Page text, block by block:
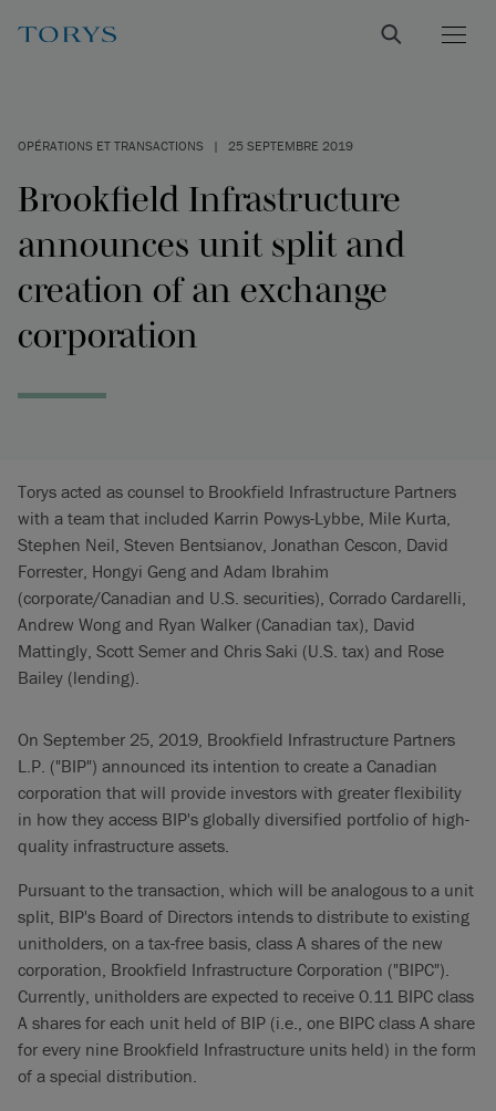
OPÉRATIONS ET TRANSACTIONS | 25 SEPTEMBRE 2019
Brookfield Infrastructure
announces unit split and
creation of an exchange
corporation
Torys acted as counsel to Brookfield Infrastructure Partners
with a team that included Karrin Powys-Lybbe, Mile Kurta,
Stephen Neil, Steven Bentsianov, Jonathan Cescon, David
Forrester, Hongyi Geng and Adam Ibrahim
(corporate/Canadian and U.S. securities), Corrado Cardarelli,
Andrew Wong and Ryan Walker (Canadian tax), David
Mattingly, Scott Semer and Chris Saki (U.S. tax) and Rose
Bailey (lending).
On September 25, 2019, Brookfield Infrastructure Partners
L.P. ("BIP") announced its intention to create a Canadian
corporation that will provide investors with greater flexibility
in how they access BIP's globally diversified portfolio of high-
quality infrastructure assets.
Pursuant to the transaction, which will be analogous to a unit
split, BIP's Board of Directors intends to distribute to existing
unitholders, on a tax-free basis, class A shares of the new
corporation, Brookfield Infrastructure Corporation ("BIPC").
Currently, unitholders are expected to receive 0.11 BIPC class
A shares for each unit held of BIP (i.e., one BIPC class A share
for every nine Brookfield Infrastructure units held) in the form
of a special distribution.